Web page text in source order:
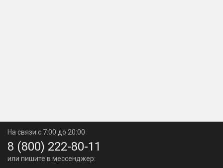
На связи с 7:00 до 20:00
8 (800) 222-80-11
или пишите в мессенджер: